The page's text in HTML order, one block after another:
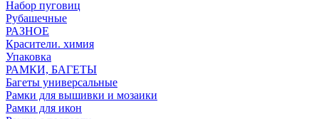
Набор пуговиц
Рубашечные
РАЗНОЕ
Красители. химия
Упаковка
РАМКИ, БАГЕТЫ
Багеты универсальные
Рамки для вышивки и мозаики
Рамки для икон